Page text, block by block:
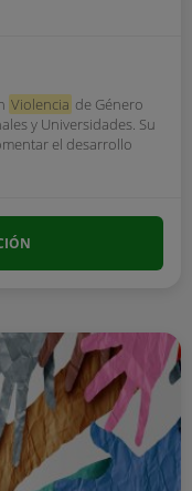
Violencia de Género
y Universidades. Su
el desarrollo